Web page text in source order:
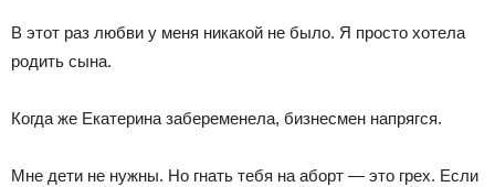
В этот раз любви у меня никакой не было. Я просто хотела
родить сына.
Когда же Екатерина забеременела, бизнесмен напрягся.
Мне дети не нужны. Но гнать тебя на аборт — это грех. Если